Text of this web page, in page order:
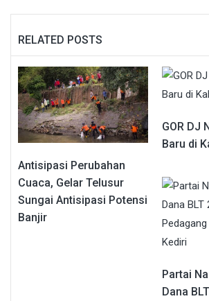
RELATED POSTS
Antisipasi Perubahan
Cuaca, Gelar Telusur
Sungai Antisipasi Potensi
Banjir
GOR DJ
Baru di
Partai
Dana